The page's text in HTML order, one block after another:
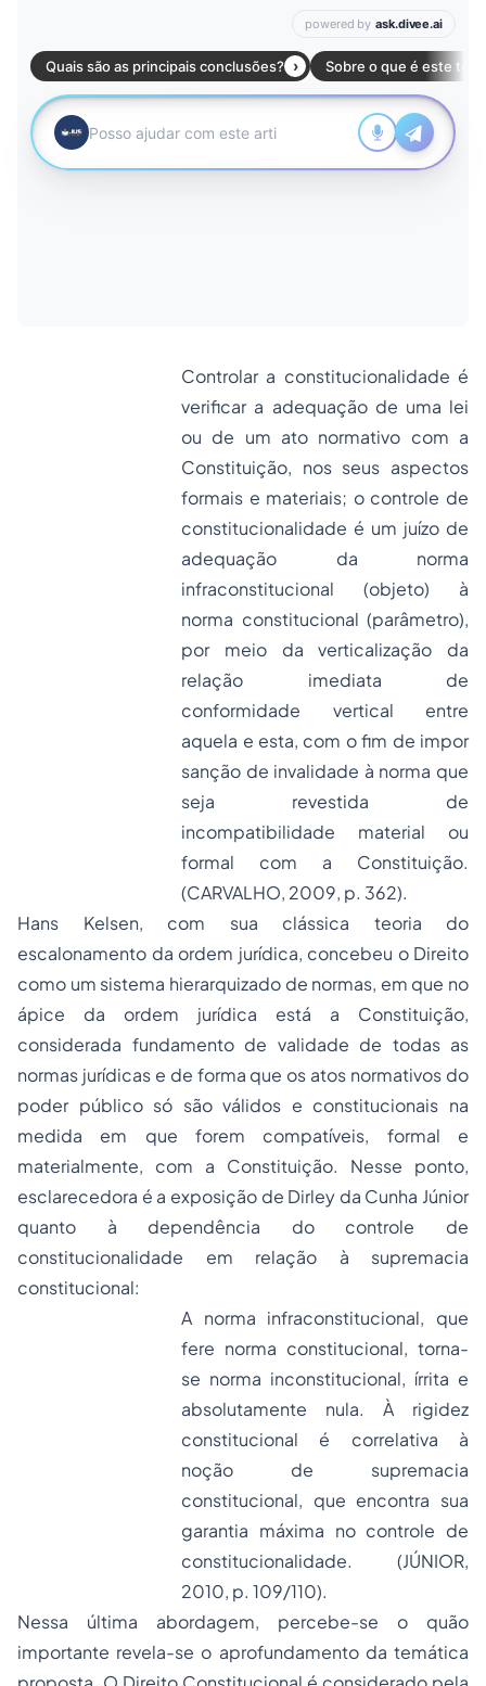
Controlar a constitucionalidade é
verificar a adequação de uma lei
ou de um ato normativo com a
Constituição, nos seus aspectos
formais e materiais; o controle de
constitucionalidade é um juízo de
adequação da norma
infraconstitucional (objeto) à
norma constitucional (parâmetro),
por meio da verticalização da
relação imediata de
conformidade vertical entre
aquela e esta, com o fim de impor
sanção de invalidade à norma que
seja revestida de
incompatibilidade material ou
formal com a Constituição.
(CARVALHO, 2009, p. 362).
Hans Kelsen, com sua clássica teoria do
escalonamento da ordem jurídica, concebeu o Direito
como um sistema hierarquizado de normas, em que no
ápice da ordem jurídica está a Constituição,
considerada fundamento de validade de todas as
normas jurídicas e de forma que os atos normativos do
poder público só são válidos e constitucionais na
medida em que forem compatíveis, formal e
materialmente, com a Constituição. Nesse ponto,
esclarecedora é a exposição de Dirley da Cunha Júnior
quanto à dependência do controle de
constitucionalidade em relação à supremacia
constitucional:
A norma infraconstitucional, que
fere norma constitucional, torna-
se norma inconstitucional, írrita e
absolutamente nula. À rigidez
constitucional é correlativa à
noção de supremacia
constitucional, que encontra sua
garantia máxima no controle de
constitucionalidade. (JÚNIOR,
2010, p. 109/110).
Nessa última abordagem, percebe-se o quão
importante revela-se o aprofundamento da temática